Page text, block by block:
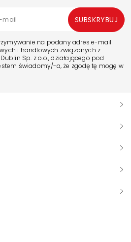
na podany adres e-mail
i handlowych związanych z
Sp. z o.o., działającego pod
świadomy/-a, że zgodę tę mogę w
SUBSKRYBUJ